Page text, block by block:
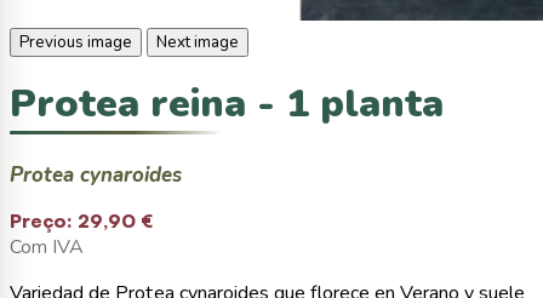
Previous image Next image
Protea reina - 1 planta
Protea cynaroides
Preço: 29,90 €
Com IVA